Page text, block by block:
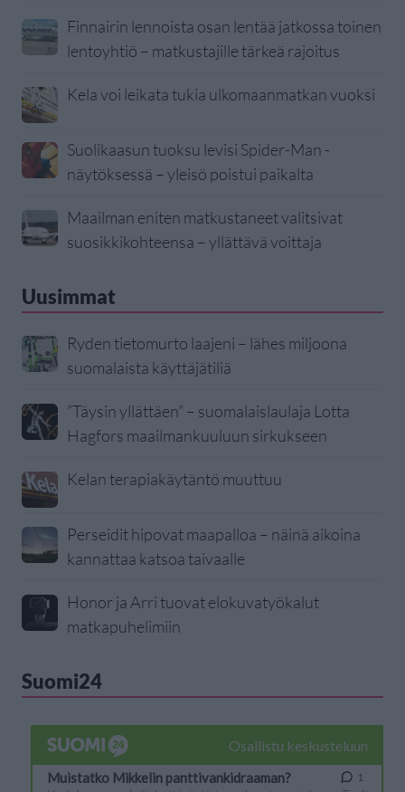
Finnairin lennoista osan lentää jatkossa toinen
lentoyhtiö – matkustajille tärkeä rajoitus
Kela voi leikata tukia ulkomaanmatkan vuoksi
Suolikaasun tuoksu levisi Spider-Man -
näytöksessä – yleisö poistui paikalta
Maailman eniten matkustaneet valitsivat
suosikkikohteensa – yllättävä voittaja
Uusimmat
Ryden tietomurto laajeni – lähes miljoona
suomalaista käyttäjätiliä
”Täysin yllättäen” – suomalaislaulaja Lotta
Hagfors maailmankuuluun sirkukseen
Kelan terapiakäytäntö muuttuu
Perseidit hipovat maapalloa – näinä aikoina
kannattaa katsoa taivaalle
Honor ja Arri tuovat elokuvatyökalut
matkapuhelimiin
Suomi24